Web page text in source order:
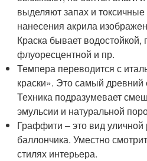
выделяют запах и
нанесения акрила
Краска бывает водостойкой,
флуоресцентной и пр.
Темпера переводится с
краски». Это самый древний
Техника подразумевает
эмульсии и натуральной
Граффити – это вид уличной
баллончика. Уместно
стилях интерьера.